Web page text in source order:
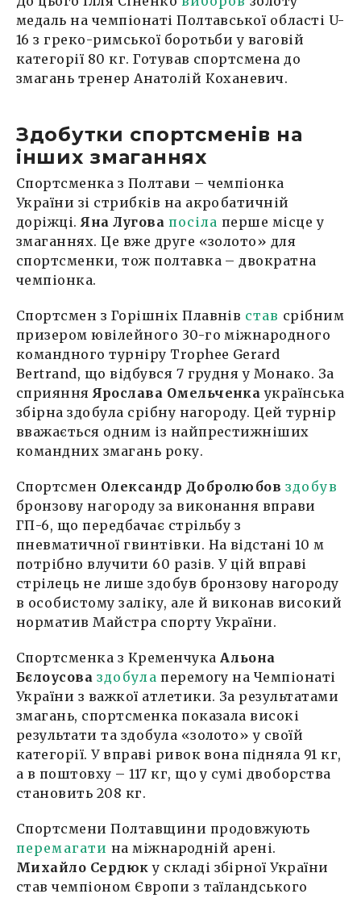
медаль на чемпіонаті Полтавської області U-
16 з греко-римської боротьби у ваговій
категорії 80 кг. Готував спортсмена до
змагань тренер Анатолій Коханевич.
Здобутки спортсменів на
інших змаганнях
Спортсменка з Полтави – чемпіонка
України зі стрибків на акробатичній
доріжці.Яна Лугова посіла перше місце у
змаганнях. Це вже друге «золото» для
спортсменки, тож полтавка – двократна
чемпіонка.
Спортсмен з Горішніх Плавнів став срібним
призером ювілейного 30-го міжнародного
командного турніру Trophee Gerard
Bertrand, що відбувся 7 грудня у Монако. За
сприянняЯрослава Омельченка українська
збірна здобула срібну нагороду. Цей турнір
вважається одним із найпрестижніших
командних змагань року.
Спортсмен Олександр Добролюбов здобув
бронзову нагороду за виконання вправи
ГП-6, що передбачає стрільбу з
пневматичної гвинтівки. На відстані 10 м
потрібно влучити 60 разів. У цій вправі
стрілець не лише здобув бронзову нагороду
в особистому заліку, але й виконав високий
норматив Майстра спорту України.
Спортсменка з Кременчука Альона
Бєлоусова здобула перемогу на Чемпіонаті
України з важкої атлетики. За результатами
змагань, спортсменка показала високі
результати та здобула «золото» у своїй
категорії. У вправі ривок вона підняла 91 кг,
а в поштовху – 117 кг, що у сумі двоборства
становить 208 кг.
Спортсмени Полтавщини продовжують
перемагати на міжнародній арені.
Михайло Сердюку складі збірної України
став чемпіоном Європи з таїландського